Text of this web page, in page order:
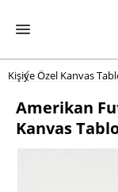
Kişiye Özel Kanvas
Amerikan
Kanvas